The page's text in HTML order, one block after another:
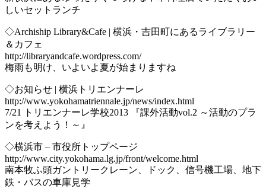
しいセットランチ
◇Archiship Library&Cafe | 横浜・吉田町にあるライブラリー
＆カフェ
http://libraryandcafe.wordpress.com/
梅雨も明け、いよいよ夏が始まりますね
◇お知らせ | 横浜トリエンナーレ
http://www.yokohamatriennale.jp/news/index.html
7/21 トリエンナーレ学校2013 『課外活動vol.2 ～活動のプラ
ンを考えよう！～』
◇横浜市 – 市役所トップページ
http://www.city.yokohama.lg.jp/front/welcome.html
南本牧ふ頭ガントリークレーン、ドック、信号機工場、地下
鉄・バスの車庫見学